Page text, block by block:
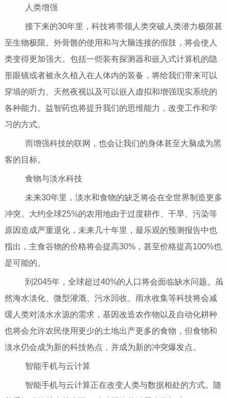
人类增强
接下来的30年里，科技将带领人类突破人类潜力极限甚
至生物极限。外骨骼的使用和与大脑连接的假肢，将会使人
类变得更加强大。包括一些装有探测器和嵌入式计算机的隐
形眼镜或者被永久植入在人体内的装备，将给我们带来可以
穿墙的听力、天然夜视以及可以嵌入虚拟和增强现实系统的
各种能力。益智药也将提升我们的思维能力，改变工作和学
习的方式。
而增强科技的联网，也会让我们的身体甚至大脑成为黑
客的目标。
食物与淡水科技
未来30年里，淡水和食物的缺乏将会在全世界制造更多
冲突。大约全球25%的农用地由于过度耕作、干旱、污染等
原因造成严重退化，未来几十年里，最乐观的预测报告中也
指出，主食谷物的价格将会提高30%，甚至价格提高100%也
是可能的。
到2045年，全球超过40%的人口将会面临缺水问题。虽
然海水淡化、微型灌溉、污水回收、雨水收集等科技将会减
缓人类对淡水水源的需求，基因改造农作物以及自动化耕种
也将会允许农民使用更少的土地出产更多的食物，但食物和
淡水仍会成为新的科技热点，并成为新的冲突爆发点。
智能手机与云计算
智能手机与云计算正在改变人类与数据相处的方式。随